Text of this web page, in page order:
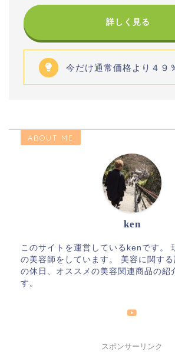
詳しく見る
今だけ通常価格より４９
ABOUT ME
ken
このサイトを運営しているkenです。
の美容師をしています。 美容に関す
の休日、オススメの美容関連商品の紹
す。
スポンサーリンク